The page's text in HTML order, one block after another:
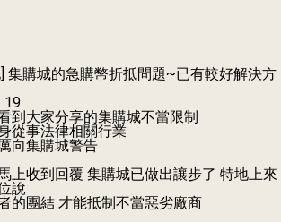
集購城的急購幣折抵問題~已有較好解決方
19
到大家分享的集購城不當限制
從事法律相關行業
向集購城警告
上收到回覆 集購城已做出讓步了 特地上來
說
的團結 才能抵制不當惡劣廠商